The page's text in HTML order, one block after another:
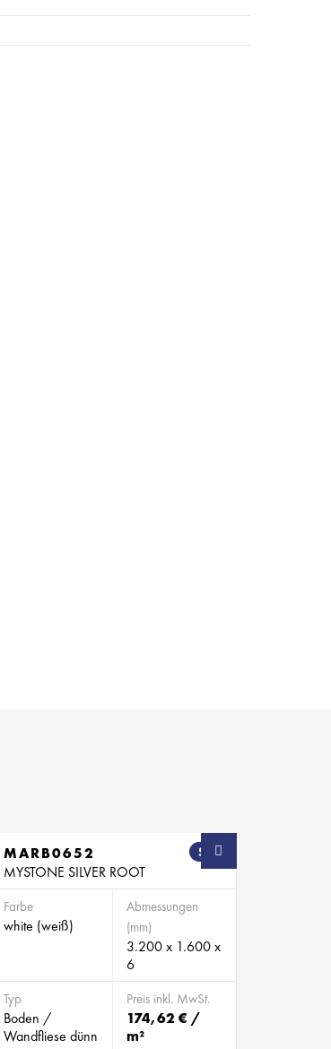
SB
MARB0652
MYSTONE SILVER ROOT
Farbe
white (weiß)
Abmessungen
(mm)
3.200 x 1.600 x
6
Typ
Boden /
Wandfliese dünn
Preis inkl. MwSt.
174,62 € /
m²